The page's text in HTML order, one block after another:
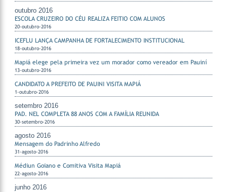
outubro 2016
ESCOLA CRUZEIRO DO CÉU REALIZA FEITIO COM ALUNOS
20-outubro-2016
ICEFLU LANÇA CAMPANHA DE FORTALECIMENTO INSTITUCIONAL
18-outubro-2016
Mapiá elege pela primeira vez um morador como vereador em Pauiní
13-outubro-2016
CANDIDATO A PREFEITO DE PAUINI VISITA MAPIÁ
1-outubro-2016
setembro 2016
PAD. NEL COMPLETA 88 ANOS COM A FAMÍLIA REUNIDA
30-setembro-2016
agosto 2016
Mensagem do Padrinho Alfredo
31-agosto-2016
Médiun Goiano e Comitiva Visita Mapiá
22-agosto-2016
junho 2016